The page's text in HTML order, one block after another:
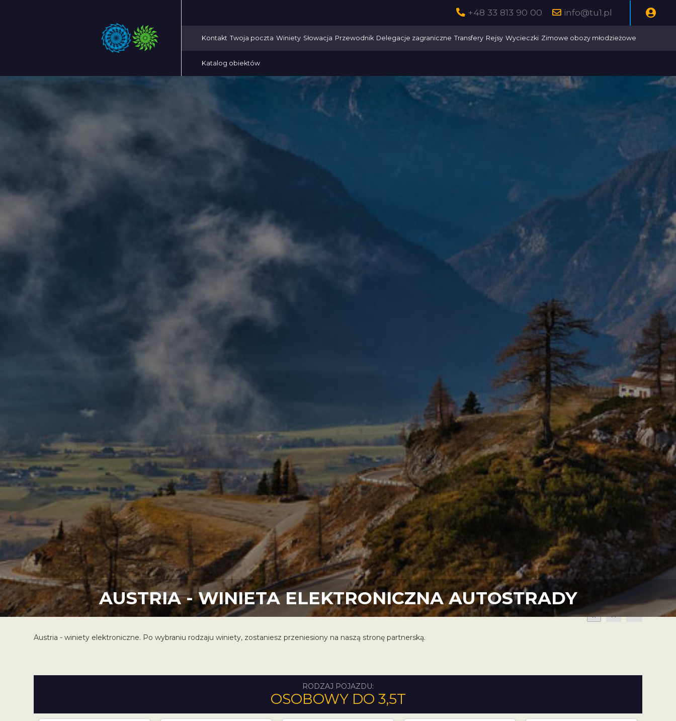
+48 33 813 90 00 info@tu1.pl
Kontakt Twoja poczta Winiety Słowacja Przewodnik Delegacje zagraniczne Transfery Rejsy Wycieczki Zimowe obozy młodzieżowe
Katalog obiektów
AUSTRIA - WINIETA ELEKTRONICZNA AUTOSTRADY
A A
Austria - winiety elektroniczne. Po wybraniu rodzaju winiety, zostaniesz przeniesiony na naszą stronę partnerską.
RODZAJ POJAZDU:
OSOBOWY DO 3,5T